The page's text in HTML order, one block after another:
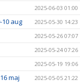
2025-06-03 01:00
aug 2025-05-30 14:23
2025-05-26 07:07
2025-05-24 07:26
2025-05-19 19:06
maj 2025-05-05 21:22